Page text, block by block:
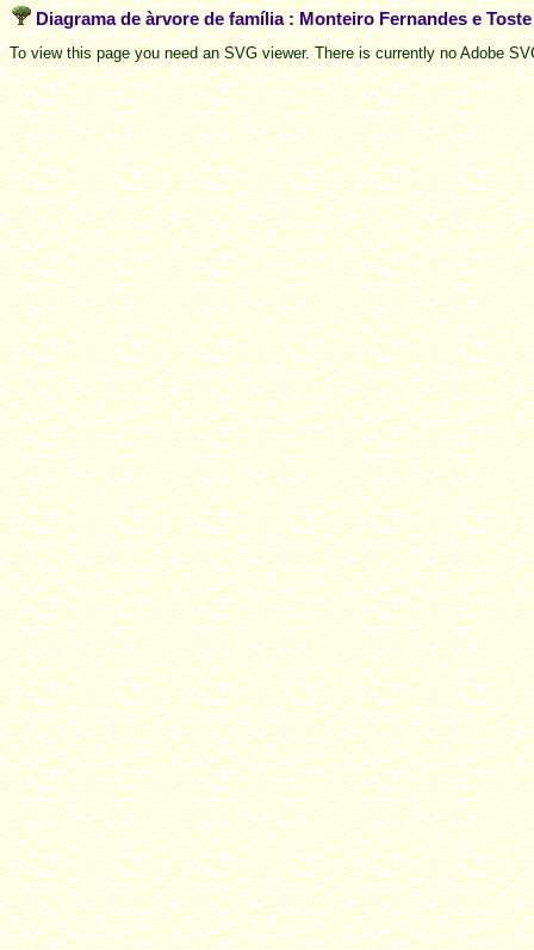
Diagrama de àrvore de família : Monteiro Fernandes e
To view this page you need an SVG viewer. There is currently no Adobe